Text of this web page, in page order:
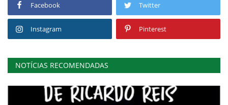
Facebook Twitter
Instagram Pinterest
NOTÍCIAS RECOMENDADAS